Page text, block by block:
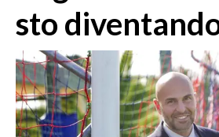
OGLIASTRA
AGENDA
CRONACA
ITALIA
sto